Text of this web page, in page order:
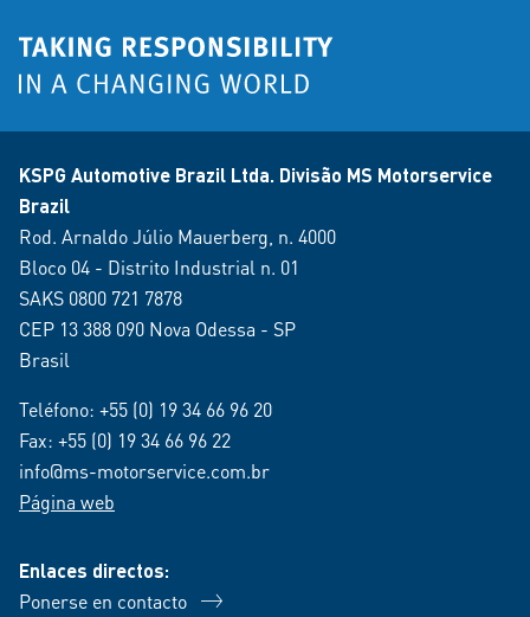
KSPG Automotive Brazil Ltda. Divisão MS Motorservice
Brazil
Rod. Arnaldo Júlio Mauerberg, n. 4000
Bloco 04 - Distrito Industrial n. 01
SAKS 0800 721 7878
CEP 13 388 090 Nova Odessa - SP
Brasil
Teléfono: +55 (0) 19 34 66 96 20
Fax: +55 (0) 19 34 66 96 22
info@ms-motorservice.com.br
Página web
Enlaces directos:
Ponerse en contacto